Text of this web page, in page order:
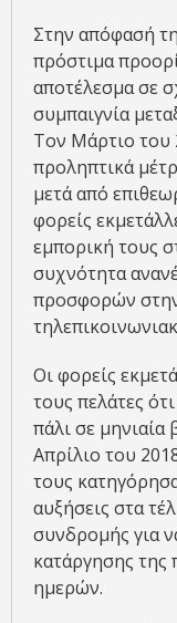
Στην απόφασή
πρόστιμα
αποτέλεσμα σε
συμπαιγνία
Τον Μάρτιο του
προληπτικά
μετά από
φορείς
εμπορική τους
συχνότητα
προσφορών
Οι φορείς
τους πελάτες
πάλι σε
Απρίλιο του
τους
αυξήσεις στα
συνδρομής για
κατάργησης της
ημερών.